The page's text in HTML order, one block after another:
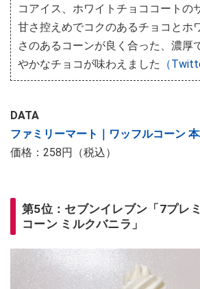
コアイス、ホワイトチョココートの
甘さ控えめでコクのあるチョコとホ
さのあるコーンが良く合った、濃厚
やかなチョコが味わえました
（
DATA
ファミリーマート｜ワッフルコーン
価格：258円（税込）
第5位：セブンイレブン「7プレ
コーン ミルクバニラ」